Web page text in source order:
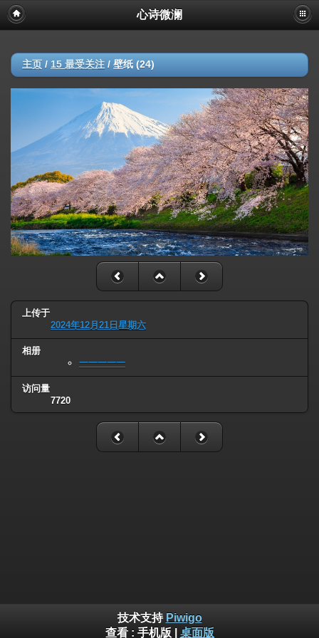
心诗微澜
主页 / 15 最受关注 / 壁纸 (24)
上传于
2024年12月21日星期六
相册
一一一一一
访问量
7720
技术支持 Piwigo
查看 : 手机版 桌面版